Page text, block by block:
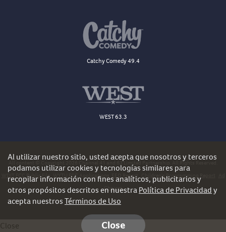
Catchy Comedy 49.4
WEST 63.3
All content © Copyright 2026 Channel 41 and 63 Limited Partnership. All Rights Reserved.
WDJT FCC Public File
WYTU FCC Applications EEO Report Children's Programming Report
Choices
Al utilizar nuestro sitio, usted acepta que nosotros y terceros
podamos utilizar cookies y tecnologías similares para
recopilar información con fines analíticos, publicitarios y
otros propósitos descritos en nuestraPolítica de Privacidady
acepta nuestrosTérminos de Uso
Close
Close